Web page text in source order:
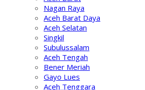
Nagan Raya
Aceh Barat Daya
Aceh Selatan
Singkil
Subulussalam
Aceh Tengah
Bener Meriah
Gayo Lues
Aceh Tenggara